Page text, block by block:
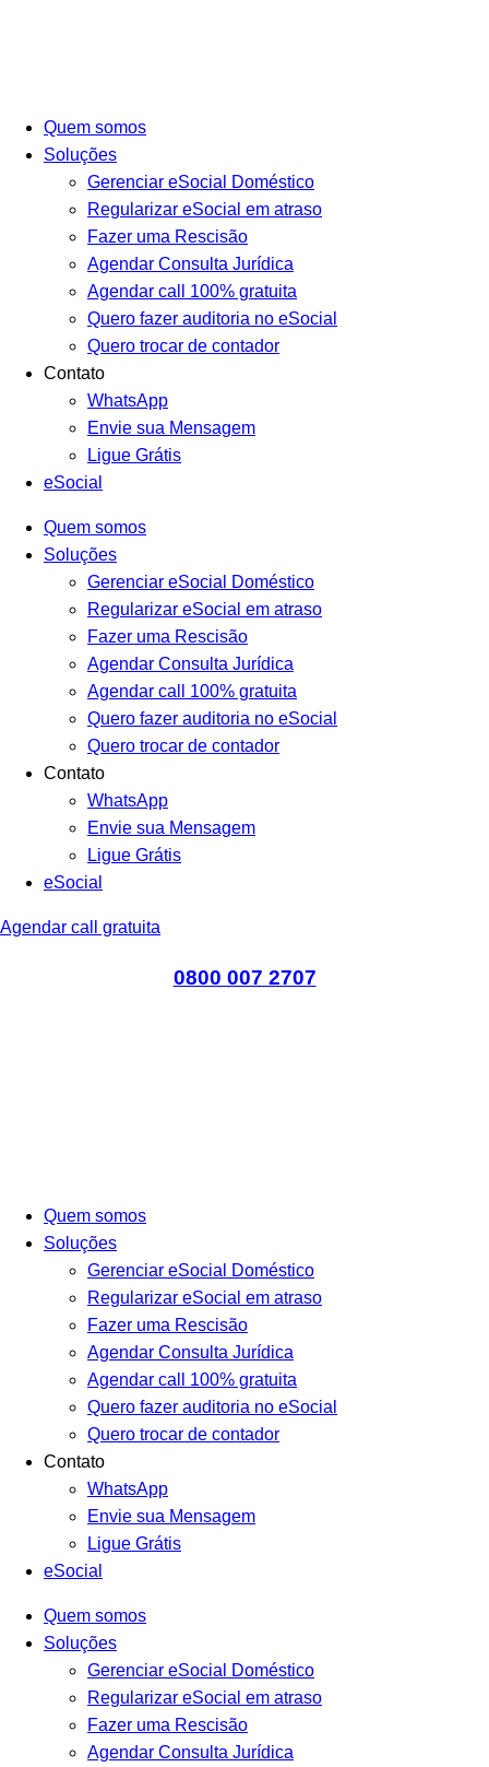
Quem somos
Soluções
Gerenciar eSocial Doméstico
Regularizar eSocial em atraso
Fazer uma Rescisão
Agendar Consulta Jurídica
Agendar call 100% gratuita
Quero fazer auditoria no eSocial
Quero trocar de contador
Contato
WhatsApp
Envie sua Mensagem
Ligue Grátis
eSocial
Quem somos
Soluções
Gerenciar eSocial Doméstico
Regularizar eSocial em atraso
Fazer uma Rescisão
Agendar Consulta Jurídica
Agendar call 100% gratuita
Quero fazer auditoria no eSocial
Quero trocar de contador
Contato
WhatsApp
Envie sua Mensagem
Ligue Grátis
eSocial
Agendar call gratuita
0800 007 2707
Quem somos
Soluções
Gerenciar eSocial Doméstico
Regularizar eSocial em atraso
Fazer uma Rescisão
Agendar Consulta Jurídica
Agendar call 100% gratuita
Quero fazer auditoria no eSocial
Quero trocar de contador
Contato
WhatsApp
Envie sua Mensagem
Ligue Grátis
eSocial
Quem somos
Soluções
Gerenciar eSocial Doméstico
Regularizar eSocial em atraso
Fazer uma Rescisão
Agendar Consulta Jurídica